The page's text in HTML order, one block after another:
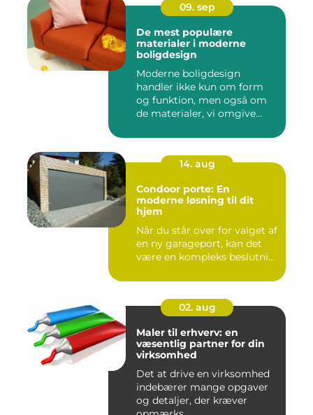
09. sep
De mest populære
materialer i moderne
boligdesign
Moderne boligdesign
handler ikke kun om form
og funktion, men også om
de materialer, vi omgive...
14. aug
Condoor porte: En
moderne løsning til dit
hjem
Når du står over for valget af
en ny garageport, kan det
være en kompleks beslutni...
02. aug
Maler til erhverv: en
væsentlig partner for din
virksomhed
Det at drive en virksomhed
indebærer mange opgaver
og detaljer, der kræver